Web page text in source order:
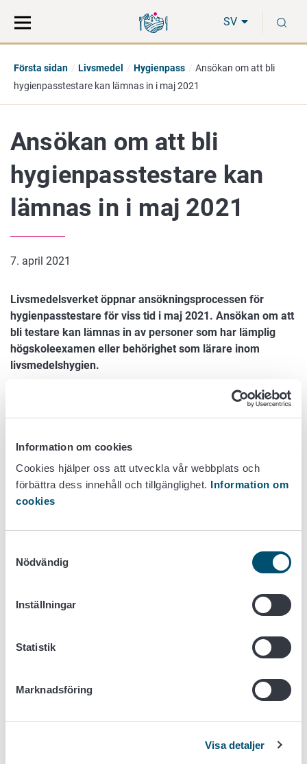
Information om cookies
Cookies hjälper oss att utveckla vår webbplats och
förbättra dess innehåll och tillgänglighet. Information om
cookies
Nödvändig
Inställningar
Statistik
Marknadsföring
Visa detaljer
direkt
till
på
hela
SV
Första sidan Livsmedel Hygienpass
Ansökan om att bli
hygienpasstestare kan lämnas in i maj 2021
Ansökan om att bli
hygienpasstestare kan
lämnas in i maj 2021
7. april 2021
Livsmedelsverket öppnar ansökningsprocessen för
hygienpasstestare för viss tid i maj 2021. Ansökan om att
bli testare kan lämnas in av personer som har lämplig
högskoleexamen eller behörighet som lärare inom
livsmedelshygien.
Ansökningsprocessen för hygienpasstestare öppnas för
viss tid 17.05.2021 kl. 9.00 - 28.05.2021 kl. 16.15. Ansökan
ansökningsblankett. Dessutom krävs en undertecknad
Ansökningarna behandlas i den ordning som de kommer
in. Handläggningstiderna kan vara långa om det kommer
in många ansökningar.
Behandlingen av ansökan är avgiftsbelagd. Beslutets pris
är enligt jord- och skogsbruksministeriets förordning 88,00
euro/timme. Avgiften tas ut för behandlingen av både
Livsmedelsverket kan enligt 28 § 1 mom. i livsmedelslagen
Ytterligare information om ansökningsprocessen för
Ytterligare information: hygieniapassi@ruokavirasto.fi
Uppdaterad 7.4.2021 14.27: tagit bort ordet högre (lämplig